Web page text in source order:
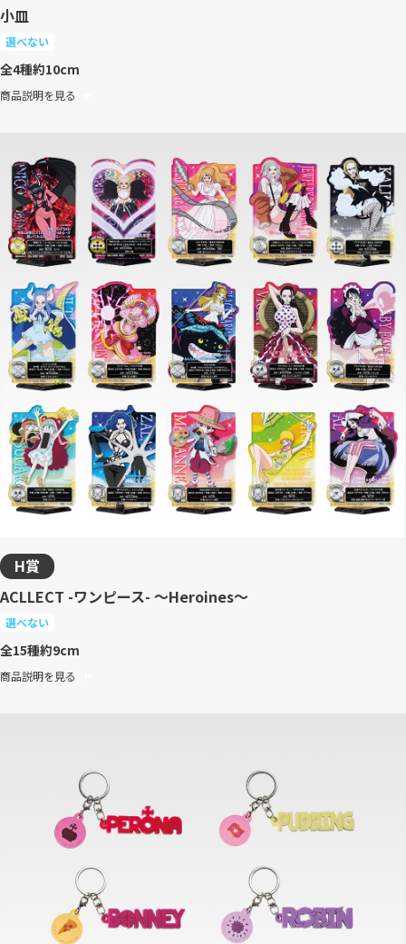
小皿
選べない
全4種約10cm
商品説明を見る
H賞
ACLLECT -ワンピース- ～Heroines～
選べない
全15種約9cm
商品説明を見る